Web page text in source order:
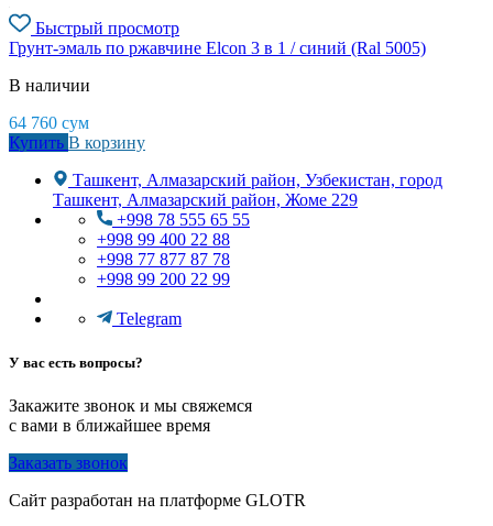
Быстрый просмотр
Грунт-эмаль по ржавчине Elcon 3 в 1 / синий (Ral 5005)
В наличии
64 760 сум
Купить В корзину
Ташкент, Алмазарский район, Узбекистан, город
Ташкент, Алмазарский район, Жоме 229
+998 78 555 65 55
+998 99 400 22 88
+998 77 877 87 78
+998 99 200 22 99
Telegram
У вас есть вопросы?
Закажите звонок и мы свяжемся
с вами в ближайшее время
Заказать звонок
Сайт разработан на платформе GLOTR